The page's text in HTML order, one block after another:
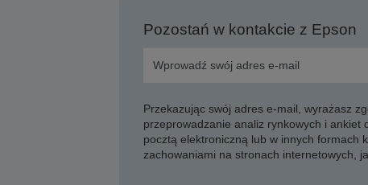
Pozostań w kontakcie z Epson
Przekazując swój adres e-mail, wyrażasz
przeprowadzanie analiz rynkowych i ankiet
pocztą elektroniczną lub w innych formach
zachowaniami na stronach internetowych,